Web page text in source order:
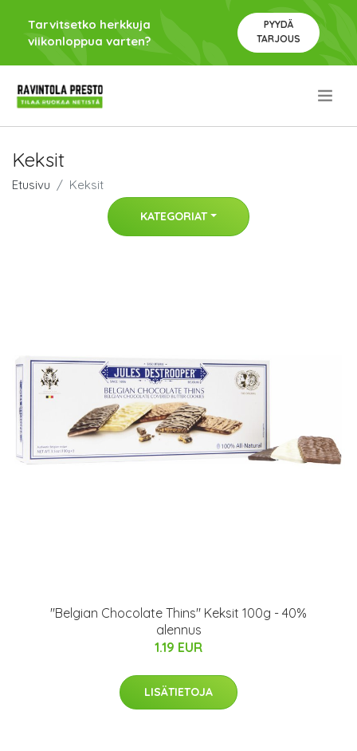
Tarvitsetko herkkuja
viikonloppua varten?
PYYDÄ
TARJOUS
Keksit
Etusivu Keksit
KATEGORIAT
"Belgian Chocolate Thins" Keksit 100g - 40%
alennus
1.19 EUR
LISÄTIETOJA